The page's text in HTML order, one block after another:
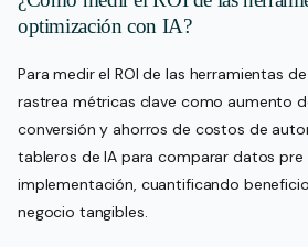
optimización con IA?
Para medir el ROI de las herramientas
rastrea métricas clave como aumento
conversión y ahorros de costos de
tableros de IA para comparar datos
implementación, cuantificando
negocio tangibles.